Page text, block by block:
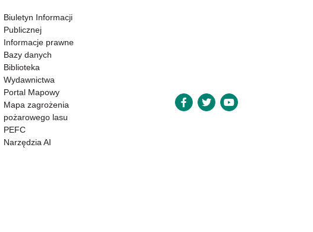
Biuletyn Informacji
Publicznej
Informacje prawne
Bazy danych
Biblioteka
Wydawnictwa
Portal Mapowy
Mapa zagrożenia
pożarowego lasu
PEFC
Narzędzia AI